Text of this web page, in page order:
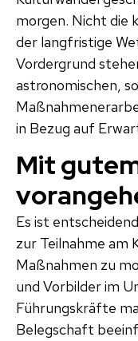
morgen. Nicht die
der langfristige
Vordergrund
astronomischen,
in Bezug auf
Mit
Es ist
zur Teilnahme am
Maßnahmen zu
und Vorbilder im
Führungskräfte
Belegschaft